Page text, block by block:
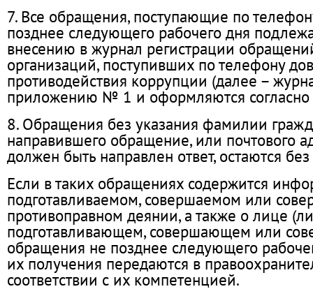
7. Все обращения, поступающие по
позднее следующего рабочего дня
внесению в журнал регистрации
организаций, поступивших по телефону
противодействия коррупции (далее –
приложению № 1 и оформляются
8. Обращения без указания фамилии
направившего обращение, или почтового
должен быть направлен ответ, остаются без
Если в таких обращениях содержится
подготавливаемом, совершаемом или
противоправном деянии, а также о лице
подготавливающем, совершающем или
обращения не позднее следующего
их получения передаются в
соответствии с их компетенцией.